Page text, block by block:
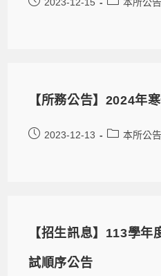
【所務公告】2024年
2023-12-13 本所公告
【招生訊息】113學
試順序公告